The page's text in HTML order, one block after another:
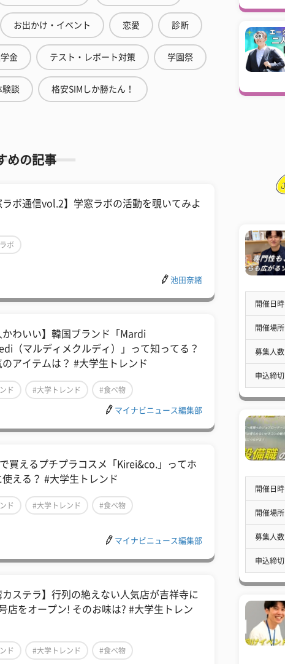
お出かけ・イベント 恋愛 診断
金 テスト・レポート対策 学園祭
験談 格安SIMしか勝たん！
めの記事
ラボ通信vol.2】学窓ラボの活動を覗いてみよ
ボ
池田奈緒
かわいい】韓国ブランド「Mardi
（マルディメクルディ）」って知ってる？
のアイテムは？ #大学生トレンド
ド #大学トレンド #食べ物
マイナビニュース編集部
買えるプチプラコスメ「Kirei&co.」ってホ
使える？ #大学生トレンド
ド #大学トレンド #食べ物
マイナビニュース編集部
カステラ】行列の絶えない人気店が吉祥寺に
店をオープン! そのお味は? #大学生トレン
ド #大学トレンド #食べ物
開催日時
開催場所
募集人数
申込締切
開催日時
開催場所
募集人数
申込締切